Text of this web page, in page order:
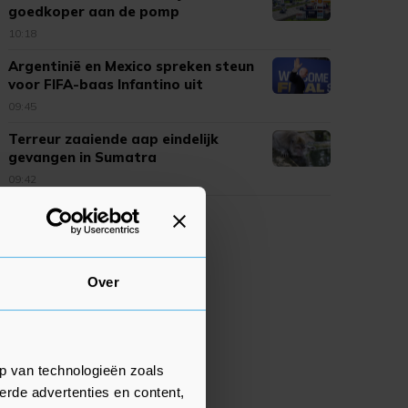
Over
van technologieën zoals
advertenties en content,
goedkoper aan de pomp
10:18
Argentinië en Mexico spreken steun
voor FIFA-baas Infantino uit
09:45
Terreur zaaiende aap eindelijk
gevangen in Sumatra
09:42